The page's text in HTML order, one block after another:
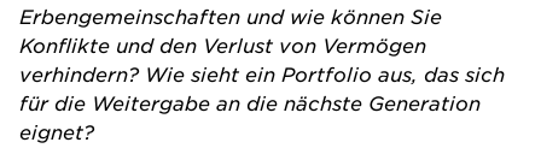
Erbengemeinschaften und wie können Sie
Konflikte und den Verlust von Vermögen
verhindern? Wie sieht ein Portfolio aus, das sich
für die Weitergabe an die nächste Generation
eignet?